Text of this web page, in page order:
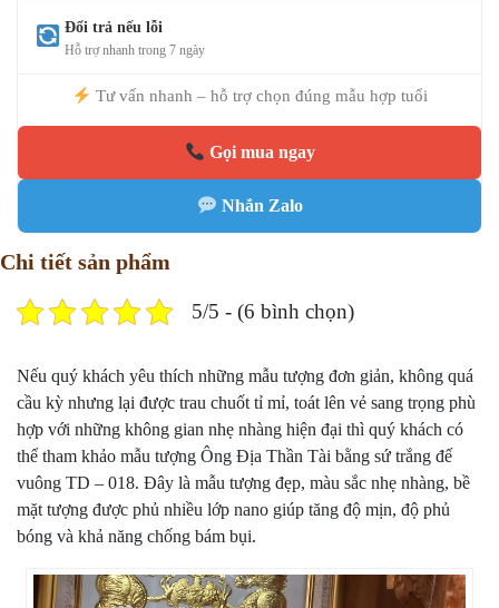
Đổi trả nếu lỗi
Hỗ trợ nhanh trong 7 ngày
Tư vấn nhanh – hỗ trợ chọn đúng mẫu hợp tuổi
Gọi mua ngay
Nhắn Zalo
Chi tiết sản phẩm
5/5 - (6 bình chọn)
Nếu quý khách yêu thích những mẫu tượng đơn giản, không quá
cầu kỳ nhưng lại được trau chuốt tỉ mỉ, toát lên vẻ sang trọng phù
hợp với những không gian nhẹ nhàng hiện đại thì quý khách có
thể tham khảo mẫu tượng Ông Địa Thần Tài bằng sứ trắng đế
vuông TD – 018. Đây là mẫu tượng đẹp, màu sắc nhẹ nhàng, bề
mặt tượng được phủ nhiều lớp nano giúp tăng độ mịn, độ phủ
bóng và khả năng chống bám bụi.